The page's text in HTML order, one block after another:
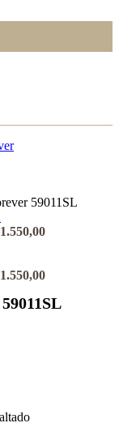
59011SL
1.550,00
1.550,00